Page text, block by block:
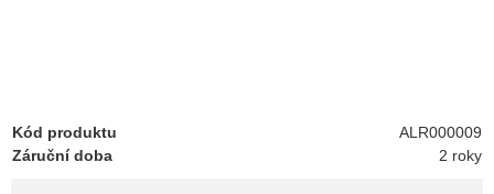
Kód produktu
ALR000009
Záruční doba
2 roky